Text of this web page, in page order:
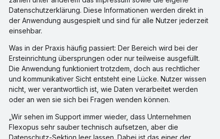
Datenschutzerklärung. Diese Informationen werden direkt in
der Anwendung ausgespielt und sind für alle Nutzer jederzeit
einsehbar.
Was in der Praxis häufig passiert: Der Bereich wird bei der
Ersteinrichtung übersprungen oder nur teilweise ausgefüllt.
Die Anwendung funktioniert trotzdem, doch aus rechtlicher
und kommunikativer Sicht entsteht eine Lücke. Nutzer wissen
nicht, wer verantwortlich ist, wie Daten verarbeitet werden
oder an wen sie sich bei Fragen wenden können.
„Wir sehen im Support immer wieder, dass Unternehmen
Flexopus sehr sauber technisch aufsetzen, aber die
Datenschutz-Sektion leer lassen. Dabei ist das einer der